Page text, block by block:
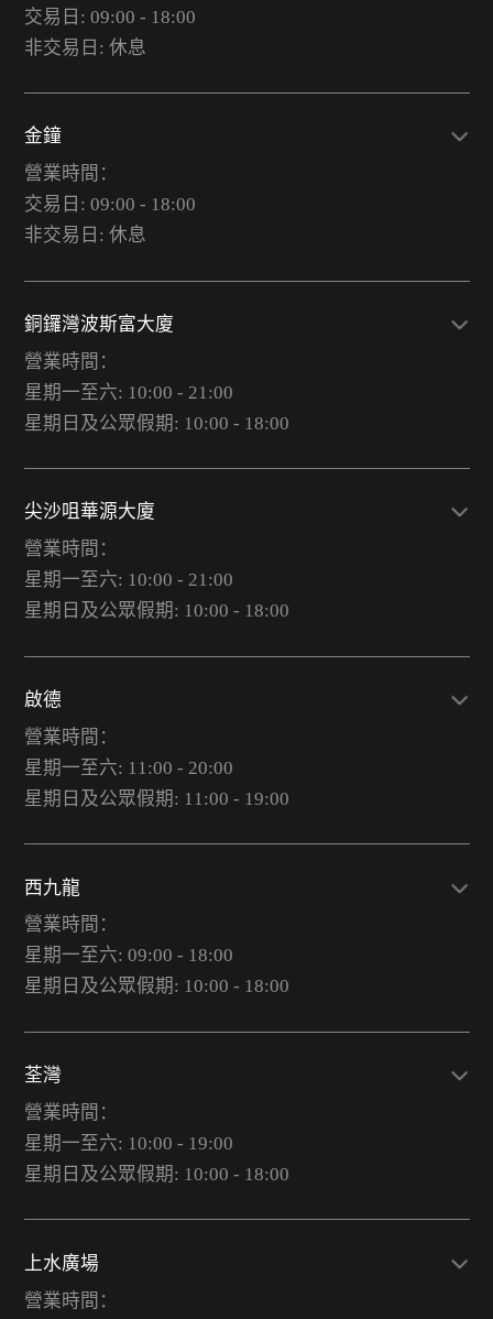
交易日: 09:00 - 18:00
非交易日: 休息
金鐘
營業時間：
交易日: 09:00 - 18:00
非交易日: 休息
銅鑼灣波斯富大廈
營業時間：
星期一至六: 10:00 - 21:00
星期日及公眾假期: 10:00 - 18:00
尖沙咀華源大廈
營業時間：
星期一至六: 10:00 - 21:00
星期日及公眾假期: 10:00 - 18:00
啟德
營業時間：
星期一至六: 11:00 - 20:00
星期日及公眾假期: 11:00 - 19:00
西九龍
營業時間：
星期一至六: 09:00 - 18:00
星期日及公眾假期: 10:00 - 18:00
荃灣
營業時間：
星期一至六: 10:00 - 19:00
星期日及公眾假期: 10:00 - 18:00
上水廣場
營業時間：